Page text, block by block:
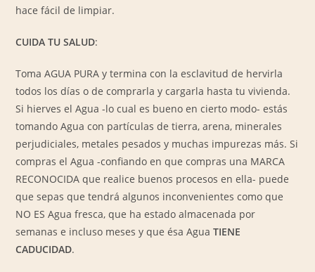
hace fácil de limpiar.
CUIDA TU SALUD:
Toma AGUA PURA y termina con la esclavitud de hervirla
todos los días o de comprarla y cargarla hasta tu vivienda.
Si hierves el Agua -lo cual es bueno en cierto modo- estás
tomando Agua con partículas de tierra, arena, minerales
perjudiciales, metales pesados y muchas impurezas más. Si
compras el Agua -confiando en que compras una MARCA
RECONOCIDA que realice buenos procesos en ella- puede
que sepas que tendrá algunos inconvenientes como que
NO ES Agua fresca, que ha estado almacenada por
semanas e incluso meses y que ésa AguaTIENE
CADUCIDAD.